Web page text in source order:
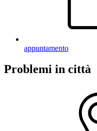
appuntamento
Problemi in città